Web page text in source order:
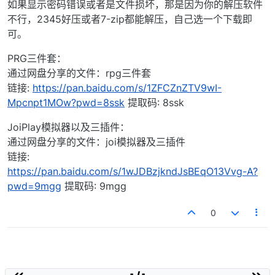
如果显示密码错误或者是文件损坏，那是因为你的解压软件
不行，2345好压或者7-zip都能解压，自己选一个下载即
可。
PRG三件套：
通过网盘分享的文件：rpg三件套
链接: https://pan.baidu.com/s/1ZFCZnZTV9wI-
Mpcnpt1MOw?pwd=8ssk 提取码: 8ssk
JoiPlay模拟器以及三插件：
通过网盘分享的文件：joi模拟器及三插件
链接:
https://pan.baidu.com/s/1wJDBzjkndJsBEqO13Vvg-A?
pwd=9mgg 提取码: 9mgg
0